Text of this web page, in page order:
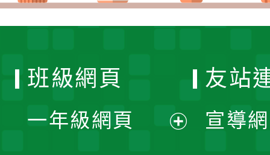
班級網頁
一年級網頁
友站
宣導